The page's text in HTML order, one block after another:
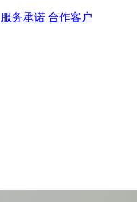
服务承诺 合作客户